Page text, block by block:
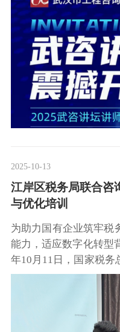
暨职工技能比武圆满
司、鸿诚公司等6家成
讲赋能，用专业实力诠
量发展注入鲜活人才动
战破痛点本次比赛以“
享平台”为核心，贯穿
赛分两场有序开
2025-10-13
江岸区税务局联合咨
与优化培训
为助力国有企业筑牢税
能力，适应数字化转型
年10月11日，国家税务
市工程咨询部有限公
优化培训会”，为企业
此次培训会得到双方高
智所所长裴志军、武汉